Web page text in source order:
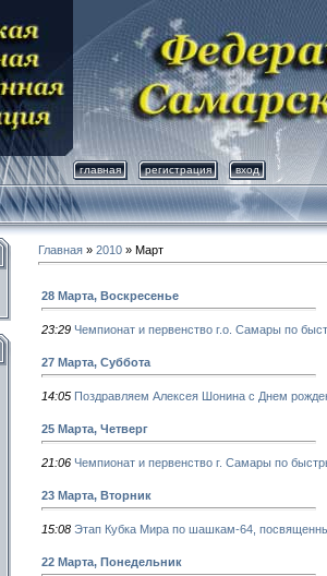
главная регистрация вход
Главная » 2010 » Март
28 Марта, Воскресенье
23:29 Чемпионат и первенство г.о. Самары по
27 Марта, Суббота
14:05 Поздравляем Алексея Шонина с Днем
25 Марта, Четверг
21:06 Чемпионат и первенство г. Самары по
23 Марта, Вторник
15:08 Этап Кубка Мира по шашкам-64,
22 Марта, Понедельник